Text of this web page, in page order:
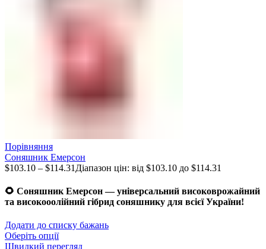
Порівняння
Соняшник Емерсон
$103.10 – $114.31 Діапазон цін: від $103.10 до $114.31
🌻 Соняшник Емерсон — універсальний високоврожайний
та високооолійний гібрид соняшнику для всієї України!
Додати до списку бажань
Оберіть опції
Швидкий перегляд